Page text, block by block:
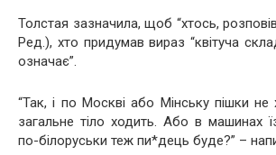
Толстая зазначила, щоб “хтось,
Ред.), хто придумав вираз “квітуча
означає”.
“Так, і по Москві або Мінську пішки не
загальне тіло ходить. Або в машинах
по-білоруськи теж пи*дець буде?” –